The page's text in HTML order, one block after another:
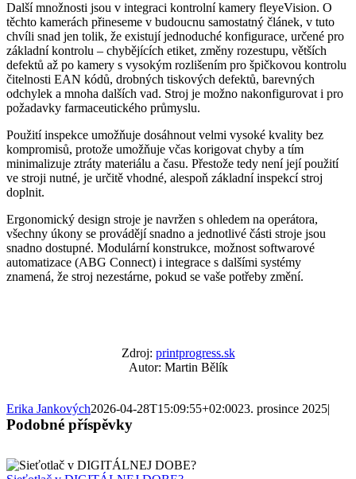
Další množnosti jsou v integraci kontrolní kamery fleyeVision. O
těchto kamerách přineseme v budoucnu samostatný článek, v tuto
chvíli snad jen tolik, že existují jednoduché konfigurace, určené pro
základní kontrolu – chybějících etiket, změny rozestupu, větších
defektů až po kamery s vysokým rozlišením pro špičkovou kontrolu
čitelnosti EAN kódů, drobných tiskových defektů, barevných
odchylek a mnoha dalších vad. Stroj je možno nakonfigurovat i pro
požadavky farmaceutického průmyslu.
Použití inspekce umožňuje dosáhnout velmi vysoké kvality bez
kompromisů, protože umožňuje včas korigovat chyby a tím
minimalizuje ztráty materiálu a času. Přestože tedy není její použití
ve stroji nutné, je určitě vhodné, alespoň základní inspekcí stroj
doplnit.
Ergonomický design stroje je navržen s ohledem na operátora,
všechny úkony se provádějí snadno a jednotlivé části stroje jsou
snadno dostupné. Modulární konstrukce, možnost softwarové
automatizace (ABG Connect) i integrace s dalšími systémy
znamená, že stroj nezestárne, pokud se vaše potřeby změní.
Zdroj: printprogress.sk
Autor: Martin Bělík
Erika Jankových2026-04-28T15:09:55+02:0023. prosince 2025|
Podobné příspěvky